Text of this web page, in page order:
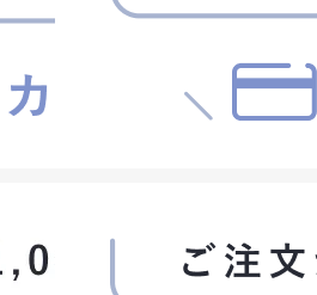
の退会手続の終了後に、退会
と認める事由があるときは、
すことができることとしま